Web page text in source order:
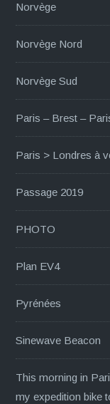
Norvège
Norvège Nord
Norvège Sud
Paris – Brest –
Paris > Londres à
Passage 2019
PHOTO
Plan EV4
Pyrénées
Sinewave Beacon
This morning in
my expedition bike